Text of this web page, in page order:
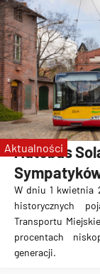
Autobus
W dniu 1
historycznych
Transportu
procentach
generacji.
Aktualności